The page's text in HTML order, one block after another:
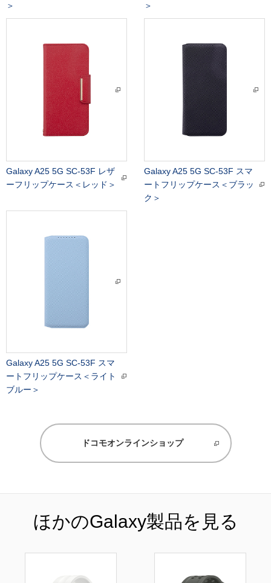
＞
＞
Galaxy A25 5G SC-53F レザ
ーフリップケース＜レッド＞
Galaxy A25 5G SC-53F スマ
ートフリップケース＜ブラッ
ク＞
Galaxy A25 5G SC-53F スマ
ートフリップケース＜ライト
ブルー＞
ドコモオンラインショップ
ほかのGalaxy製品を見る